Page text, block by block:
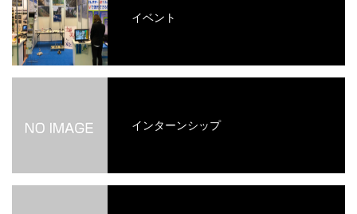
イベント
インターンシップ